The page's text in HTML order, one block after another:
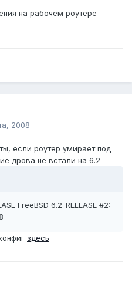
на рабочем роутере -
2008
если роутер умирает под
дрова не встали на 6.2
FreeBSD 6.2-RELEASE #2:
здесь